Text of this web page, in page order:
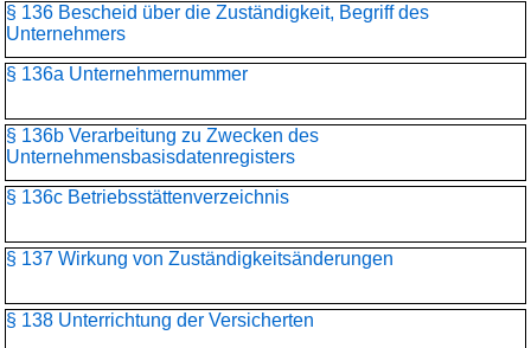
§ 136 Bescheid über die Zuständigkeit, Begriff des
Unternehmers
§ 136a Unternehmernummer
§ 136b Verarbeitung zu Zwecken des
Unternehmensbasisdaten­registers
§ 136c Betriebsstättenverzeichnis
§ 137 Wirkung von Zuständigkeitsänderungen
§ 138 Unterrichtung der Versicherten